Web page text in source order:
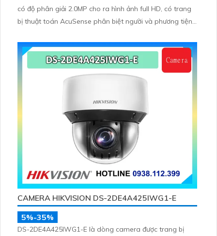
có độ phân giải 2.0MP cho ra hình ảnh full HD, có trang
bị thuật toán AcuSense phân biệt người và phương tiện,
đêm bằng hồng ngoại 100m
CAMERA HIKVISION DS-2DE4A425IWG1-E
5%-35%
DS-2DE4A425IWG1-E là dòng camera được trang bị